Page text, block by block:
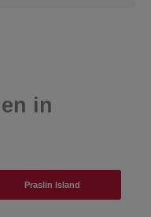
in
Praslin Island